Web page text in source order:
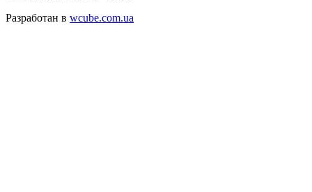
Разработан в wcube.com.ua